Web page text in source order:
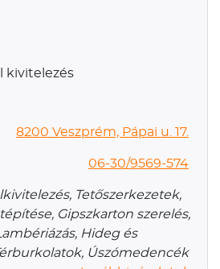
kivitelezés
8200 Veszprém, Pápai u. 17.
06-30/9569-574
Tetőszerkezetek,
Gipszkarton szerelés,
Hideg és
Úszómedencék